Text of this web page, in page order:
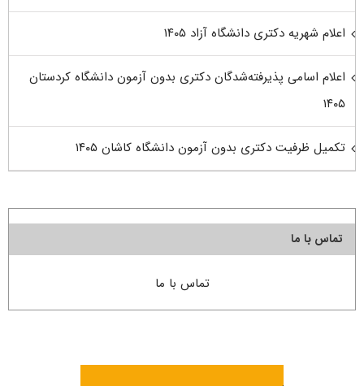
اعلام شهریه دکتری دانشگاه آزاد ۱۴۰۵
اعلام اسامی پذیرفته‌شدگان دکتری بدون آزمون دانشگاه کردستان
۱۴۰۵
تکمیل ظرفیت دکتری بدون آزمون دانشگاه کاشان ۱۴۰۵
تماس با ما
تماس با ما